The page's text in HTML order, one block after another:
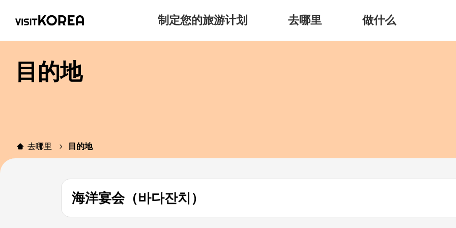
制定您的旅游计划 去哪里 做什么
目的地
去哪里 目的地
海洋宴会（바다잔치）